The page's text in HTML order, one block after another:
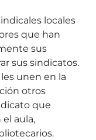
locales
que han
sus
sus sindicatos.
unen en la
otros
que
aula,